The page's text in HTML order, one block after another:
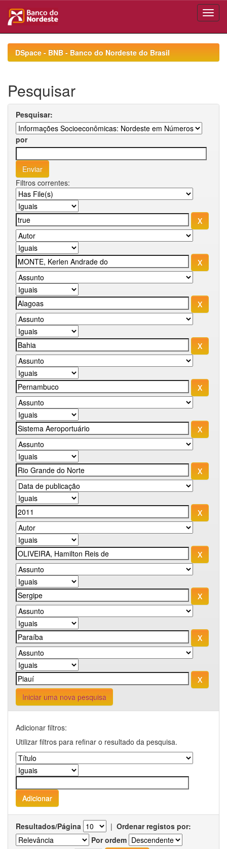
navigationDSpace - BNB - Banco do Nordeste do Brasil
Pesquisar
Pesquisar:
por
Filtros correntes:
Iniciar uma nova pesquisa
Adicionar filtros:
Utilizar filtros para refinar o resultado da pesquisa.
Resultados/Página | Ordenar registos por:
Por ordem